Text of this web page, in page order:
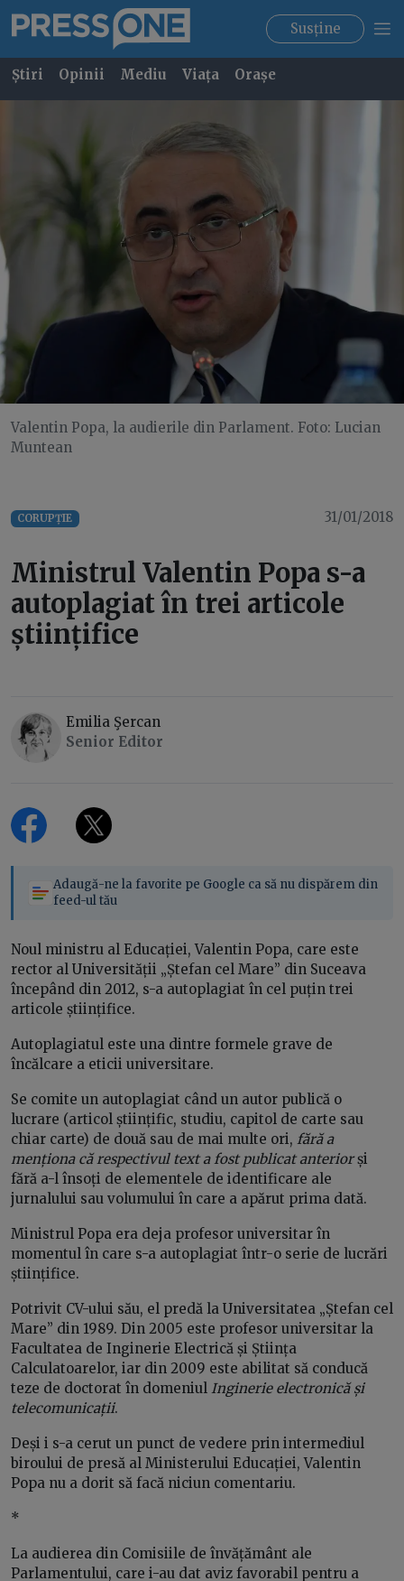
Susține
Știri Opinii Mediu Viața Orașe
Valentin Popa, la audierile din Parlament. Foto: Lucian
Muntean
CORUPȚIE 31/01/2018
Ministrul Valentin Popa s-a
autoplagiat în trei articole
științifice
Emilia Şercan
Senior Editor
Adaugă-ne la favorite pe Google ca să nu dispărem din
feed-ul tău
Noul ministru al Educației, Valentin Popa, care este
rector al Universității „Ștefan cel Mare” din Suceava
începând din 2012, s-a autoplagiat în cel puțin trei
articole științifice.
Autoplagiatul este una dintre formele grave de
încălcare a eticii universitare.
Se comite un autoplagiat când un autor publică o
lucrare (articol științific, studiu, capitol de carte sau
chiar carte) de două sau de mai multe ori, fără a
menționa că respectivul text a fost publicat anteriorși
fără a-l însoți de elementele de identificare ale
jurnalului sau volumului în care a apărut prima dată.
Ministrul Popa era deja profesor universitar în
momentul în care s-a autoplagiat într-o serie de lucrări
științifice.
Potrivit CV-ului său, el predă la Universitatea „Ștefan cel
Mare” din 1989. Din 2005 este profesor universitar la
Facultatea de Inginerie Electrică și Știința
Calculatoarelor, iar din 2009 este abilitat să conducă
teze de doctorat în domeniul Inginerie electronică și
telecomunicații.
Deși i s-a cerut un punct de vedere prin intermediul
biroului de presă al Ministerului Educației, Valentin
Popa nu a dorit să facă niciun comentariu.
*
La audierea din Comisiile de învățământ ale
Parlamentului, care i-au dat aviz favorabil pentru a